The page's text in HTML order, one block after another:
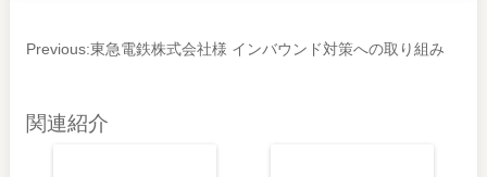
Previous:東急電鉄株式会社様 インバウンド対策への取り組み
関連紹介